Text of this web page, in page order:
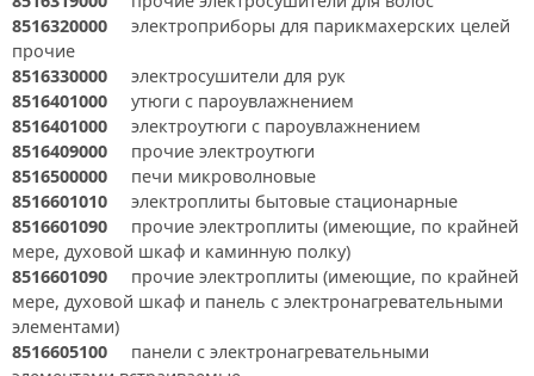
8516320000 электроприборы для парикмахерских целей
прочие
8516330000 электросушители для рук
8516401000 утюги с пароувлажнением
8516401000 электроутюги с пароувлажнением
8516409000 прочие электроутюги
8516500000 печи микроволновые
8516601010 электроплиты бытовые стационарные
8516601090 прочие электроплиты (имеющие, по крайней
мере, духовой шкаф и каминную полку)
8516601090 прочие электроплиты (имеющие, по крайней
мере, духовой шкаф и панель с электронагревательными
элементами)
8516605100 панели с электронагревательными